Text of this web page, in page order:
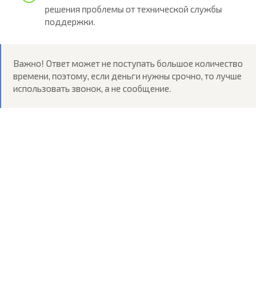
решения проблемы от технической службы
поддержки.
Важно! Ответ может не поступать большое количество
времени, поэтому, если деньги нужны срочно, то лучше
использовать звонок, а не сообщение.